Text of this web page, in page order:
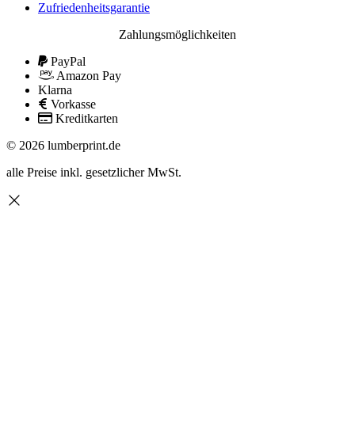
Zufriedenheitsgarantie
Zahlungsmöglichkeiten
PayPal
Amazon Pay
Klarna
Vorkasse
Kreditkarten
© 2026 lumberprint.de
alle Preise inkl. gesetzlicher MwSt.